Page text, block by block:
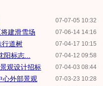
07-07-05 10:32
07-06-14 14:16
建滑雪场
07-04-17 10:15
行道树
07-04-12 09:58
标志...
07-04-03 08:44
观设计招标
07-03-23 10:28
心外部景观